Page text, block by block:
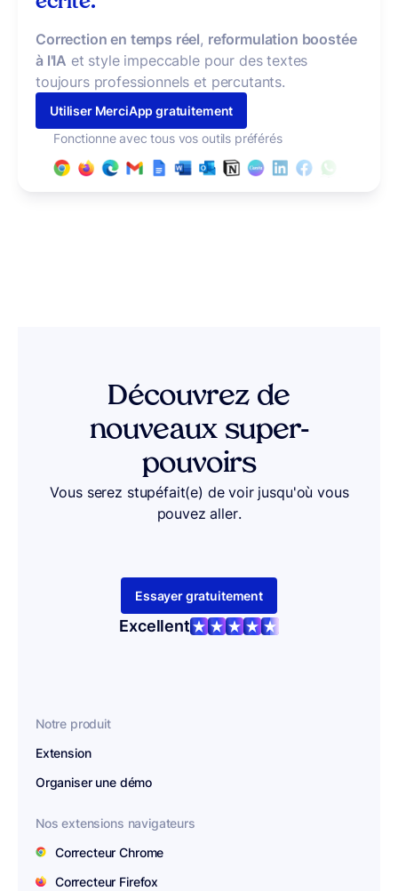
Correction en temps réel, reformulation boostée
à l'IA et style impeccable pour des textes
toujours professionnels et percutants.
Utiliser MerciApp gratuitement
Fonctionne avec tous vos outils préférés
Découvrez de
nouveaux super-
pouvoirs
Vous serez stupéfait(e) de voir jusqu'où vous
pouvez aller.
Essayer gratuitement
Excellent
Notre produit
Extension
Organiser une démo
Nos extensions navigateurs
Correcteur Chrome
Correcteur Firefox